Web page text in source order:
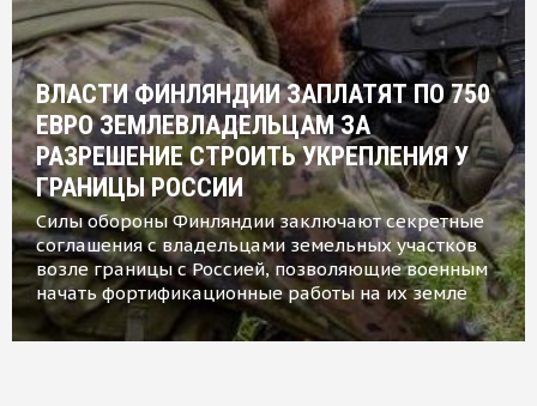
ВЛАСТИ ФИНЛЯНДИИ ЗАПЛАТЯТ ПО 750
ЕВРО ЗЕМЛЕВЛАДЕЛЬЦАМ ЗА
РАЗРЕШЕНИЕ СТРОИТЬ УКРЕПЛЕНИЯ У
ГРАНИЦЫ РОССИИ
Силы обороны Финляндии заключают секретные
соглашения с владельцами земельных участков
возле границы с Россией, позволяющие военным
начать фортификационные работы на их земле